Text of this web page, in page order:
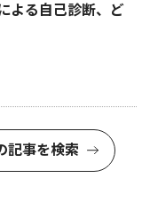
よる自己診断、ど
記事を検索